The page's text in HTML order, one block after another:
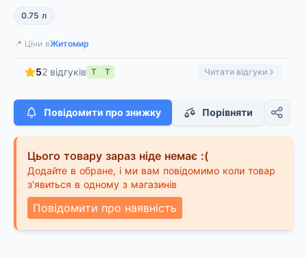
0.75 л
📍 Ціни вЖитомир
52 відгуків Т Т Читати відгуки
Повідомити про знижку Порівняти
Цього товару зараз ніде немає :(
Додайте в обране, і ми вам повідомимо коли товар
з'явиться в одному з магазинів
Повідомити про наявність